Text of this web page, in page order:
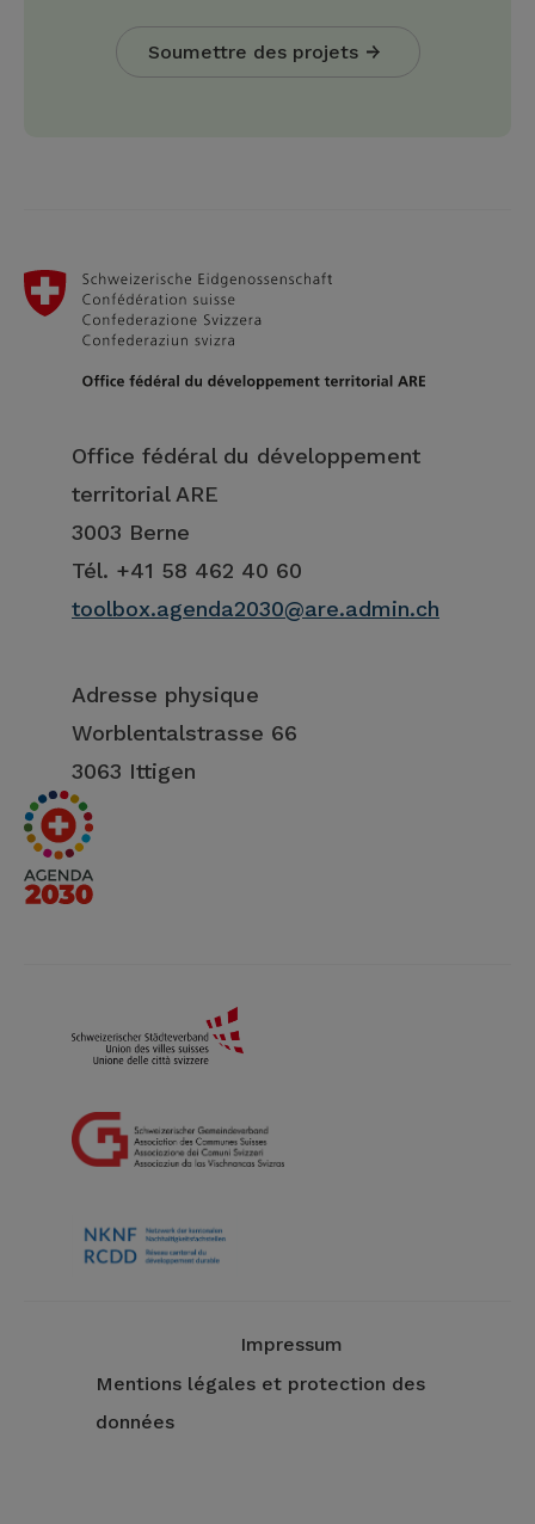
Soumettre des projets
Office fédéral du développement
territorial ARE
3003 Berne
Tél. +41 58 462 40 60
toolbox.agenda2030@are.admin.ch
Adresse physique
Worblentalstrasse 66
3063 Ittigen
Impressum
Mentions légales et protection des
données